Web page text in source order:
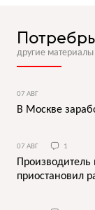
другие материалы
07 АВГ
В Москве
07 АВГ 1
приостановил